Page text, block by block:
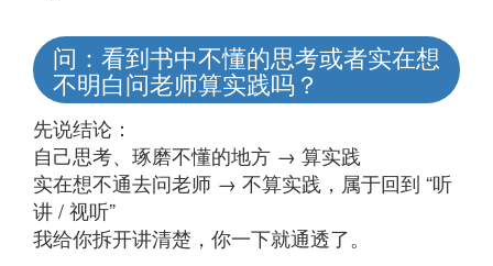
问：看到书中不懂的思考或者实在想
不明白问老师算实践吗？
先说结论：
自己思考、琢磨不懂的地方 → 算实践
实在想不通去问老师 → 不算实践，属于回到 “听
讲 / 视听”
我给你拆开讲清楚，你一下就通透了。